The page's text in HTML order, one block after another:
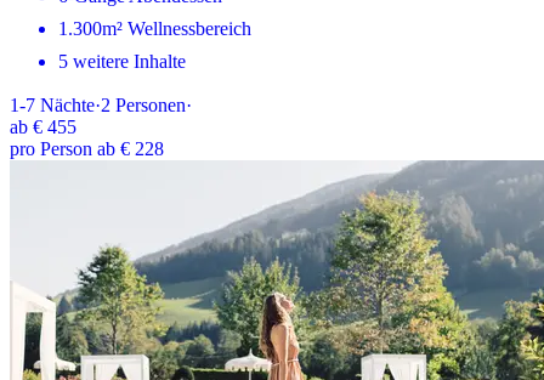
1.300m² Wellnessbereich
5 weitere Inhalte
1-7 Nächte·2 Personen·
ab € 455
pro Person ab € 228